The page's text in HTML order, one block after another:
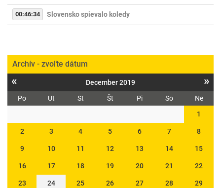
00:46:34 Slovensko spievalo koledy
Archív - zvoľte dátum
« December 2019 »
Po Ut St Št Pi So
Ne
1
2 3 4 5 6 7 8
9 10 11 12 13 14 15
16 17 18 19 20 21 22
23 24 25 26 27 28 29